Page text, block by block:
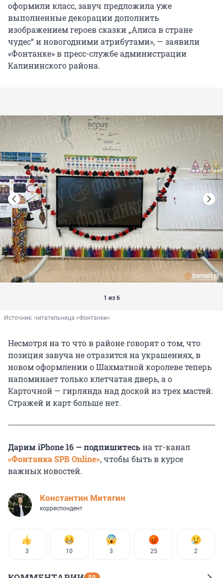
оформили класс, завуч предложила уже
выполненные декорации дополнить
изображением героев сказки „Алиса в стране
чудес“ и новогодними атрибутами», — заявили
«Фонтанке» в пресс-службе администрации
Калининского района.
1 из 6
Источник: читательница «Фонтанки»
Несмотря на то что в районе говорят о том, что
позиция завуча не отразится на украшениях, в
новом оформлении о Шахматной королеве теперь
напоминает только клетчатая дверь, а о
Карточной — гирлянда над доской из трех мастей.
Стражей и карт больше нет.
Дарим iPhone 16 — подпишитесьна тг-канал
«Фонтанка SPB Online», чтобы быть в курсе
важных новостей.
Константин Митягин
корреспондент
3 10 3 25 2